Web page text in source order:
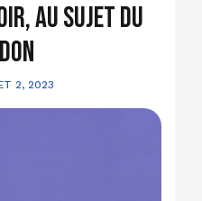
au sujet du
2, 2023